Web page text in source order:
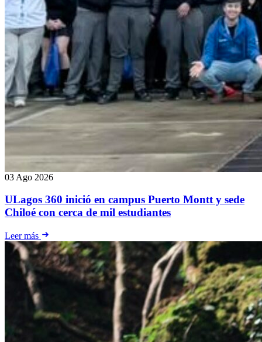
03 Ago 2026
ULagos 360 inició en campus Puerto Montt y sede
Chiloé con cerca de mil estudiantes
Leer más